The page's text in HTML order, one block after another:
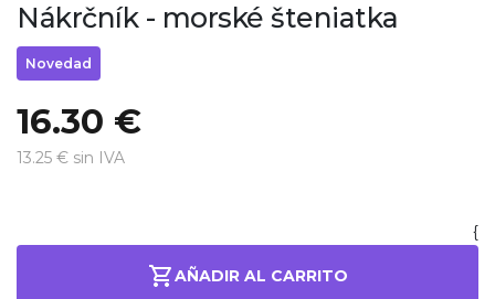
Nákrčník - morské šteniatka
Novedad
16.30 €
13.25 € sin IVA
{
AÑADIR AL CARRITO